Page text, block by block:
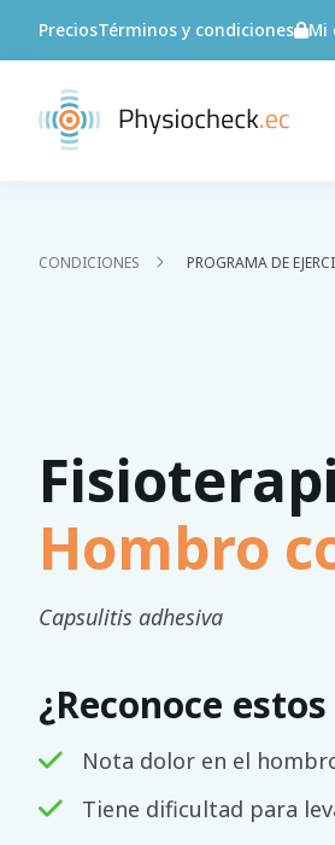
PreciosTérminos y condiciones Mi
CONDICIONES PROGRAMA DE
Hombro
Capsulitis adhesiva
¿Reconoce
Nota dolor en el
Tiene dificultad para